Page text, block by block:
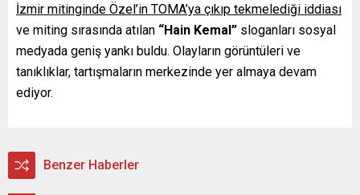
İzmir mitinginde Özel’in TOMA’ya çıkıp tekmelediği iddiası
ve miting sırasında atılan “Hain Kemal” sloganları sosyal
medyada geniş yankı buldu. Olayların görüntüleri ve
tanıklıklar, tartışmaların merkezinde yer almaya devam
ediyor.
Benzer Haberler